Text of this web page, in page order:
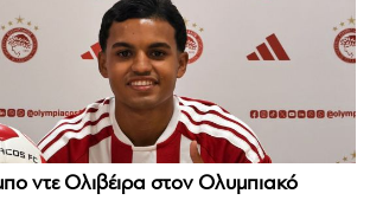
ντε Ολιβέιρα στον Ολυμπιακό